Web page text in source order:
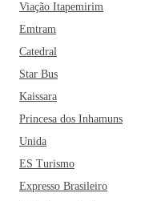
Viação Itapemirim
Emtram
Catedral
Star Bus
Kaissara
Princesa dos Inhamuns
Unida
ES Turismo
Expresso Brasileiro